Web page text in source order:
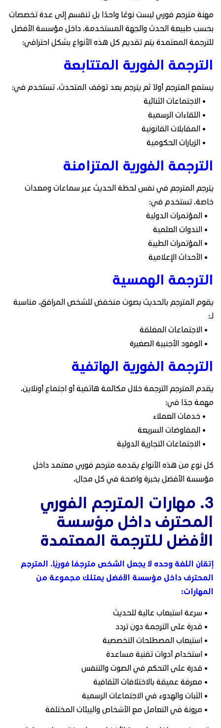
مهنة مترجم فوري ليست نوعًا واحدًا بل تنقسم إلى عدة تخصصات
بحسب طبيعة الحدث والجهة المستخدمة. داخل مؤسسة الأفضل
للترجمة المعتمدة يتم تقديم كل هذه الأنواع بشكل احترافي:
الترجمة الفورية المتتابعة
يستمع المترجم أولًا ثم يترجم بعد توقف المتحدث. تستخدم في:
• الاجتماعات الثنائية
• اللقاءات الرسمية
• المقابلات القانونية
• الزيارات الحكومية
الترجمة الفورية المتزامنة
يترجم المترجم في نفس لحظة الحديث عبر سماعات ومعدات
خاصة. تستخدم في:
• المؤتمرات الدولية
• الندوات العلمية
• المؤتمرات الطبية
• الأحداث الإعلامية
الترجمة الهمسية
يقوم المترجم بالحديث بصوت منخفض للشخص المرافق. مناسبة
لـ:
• الاجتماعات المغلقة
• الوفود الأجنبية الصغيرة
الترجمة الفورية الهاتفية
يقدم المترجم الترجمة خلال مكالمة هاتفية أو اجتماع أونلاين.
مهمة جدًا في:
• خدمات العملاء
• المفاوضات السريعة
• الاجتماعات التجارية الدولية
كل نوع من هذه الأنواع يقدمه مترجم فوري معتمد داخل
مؤسسة الأفضل بخبرة واضحة في كل مجال.
3. مهارات المترجم الفوري
المحترف داخل مؤسسة
الأفضل للترجمة المعتمدة
إتقان اللغة وحده لا يجعل الشخص مترجمًا فوريًا. المترجم
المحترف داخل مؤسسة الأفضل يمتلك مجموعة من
المهارات:
• سرعة استيعاب عالية للحديث
• قدرة على الترجمة دون تردد
• استيعاب المصطلحات التخصصية
• استخدام أدوات تقنية مساعدة
• قدرة على التحكم في الصوت والتنفس
• معرفة عميقة بالاختلافات الثقافية
• الثبات والهدوء في الاجتماعات الرسمية
• مرونة في التعامل مع الأشخاص والبيئات المختلفة